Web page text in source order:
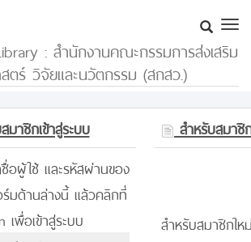
: สำนักงานคณะกรรมการส่งเสริม
ตร์ วิจัยและนวัตกรรม (สกสว.)
มาชิกเข้าสู่ระบบ
สำหรับสมาชิ
ผู้ใช้ และรหัสผ่านของ
มด้านล่างนี้ แล้วคลิกที่
เพื่อเข้าสู่ระบบ
สำหรับสมาชิกให